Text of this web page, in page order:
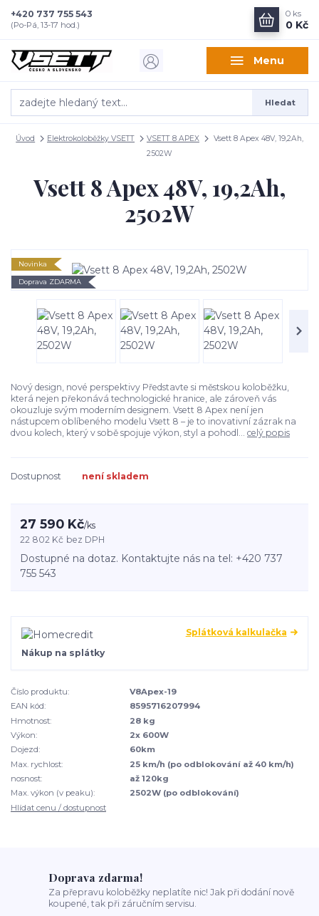
Menu
Hledat
+420 737 755 543
(Po-Pá, 13-17 hod.)
0 ks
0 Kč
Úvod Elektrokoloběžky VSETT VSETT 8 APEX
Vsett 8 Apex 48V, 19,2Ah,
2502W
Vsett 8 Apex 48V, 19,2Ah,
2502W
Novinka
Doprava ZDARMA
Nový design, nové perspektivy Představte si městskou koloběžku,
která nejen překonává technologické hranice, ale zároveň vás
okouzluje svým moderním designem. Vsett 8 Apex není jen
nástupcem oblíbeného modelu Vsett 8 – je to inovativní zázrak na
dvou kolech, který v sobě spojuje výkon, styl a pohodl... celý popis
Dostupnost není skladem
27 590 Kč/ks
22 802 Kč bez DPH
Dostupné na dotaz. Kontaktujte nás na tel: +420 737
755 543
Splátková kalkulačka
Nákup na splátky
Číslo produktu:
V8Apex-19
EAN kód:
8595716207994
Hmotnost:
28 kg
Výkon:
2x 600W
Dojezd:
60km
Max. rychlost:
25 km/h (po odblokování až 40 km/h)
nosnost:
až 120kg
Max. výkon (v peaku):
2502W (po odblokování)
Hlídat cenu / dostupnost
Doprava zdarma!
Za přepravu koloběžky neplatíte nic! Jak při dodání nově
koupené, tak při záručním servisu.